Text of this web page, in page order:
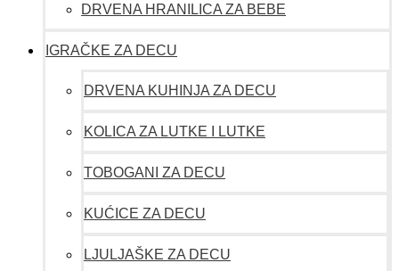
DRVENA HRANILICA ZA BEBE
IGRAČKE ZA DECU
DRVENA KUHINJA ZA DECU
KOLICA ZA LUTKE I LUTKE
TOBOGANI ZA DECU
KUĆICE ZA DECU
LJULJAŠKE ZA DECU